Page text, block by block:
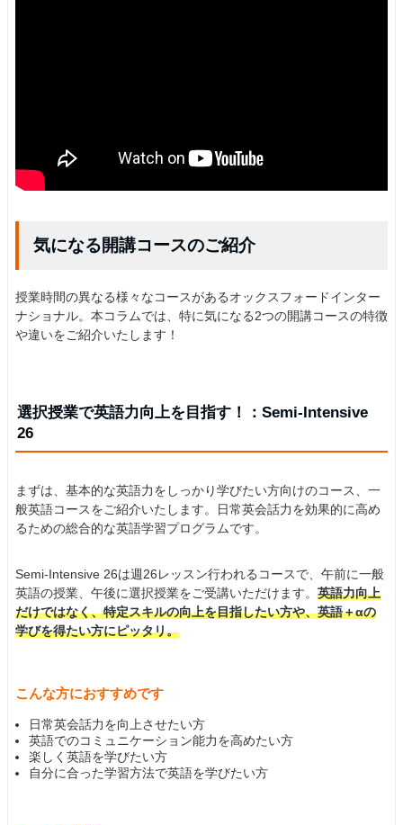
気になる開講コースのご紹介
授業時間の異なる様々なコースがあるオックスフォードインター
ナショナル。本コラムでは、特に気になる2つの開講コースの特徴
や違いをご紹介いたします！
選択授業で英語力向上を目指す！：Semi-Intensive
26
まずは、基本的な英語力をしっかり学びたい方向けのコース、一
般英語コースをご紹介いたします。日常英会話力を効果的に高め
るための総合的な英語学習プログラムです。
Semi-Intensive 26は週26レッスン行われるコースで、午前に一般
英語の授業、午後に選択授業をご受講いただけます。 英語力向上
だけではなく、特定スキルの向上を目指したい方や、英語＋αの
学びを得たい方にピッタリ。
こんな方におすすめです
日常英会話力を向上させたい方
英語でのコミュニケーション能力を高めたい方
楽しく英語を学びたい方
自分に合った学習方法で英語を学びたい方